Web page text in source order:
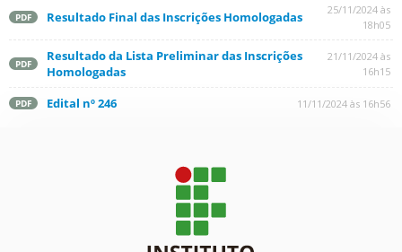
PDF Resultado Final das Inscrições Homologadas
25/11/2024 às
18h05
PDF
Resultado da Lista Preliminar das Inscrições
Homologadas
21/11/2024 às
16h15
PDF Edital nº 246 11/11/2024 às 16h56